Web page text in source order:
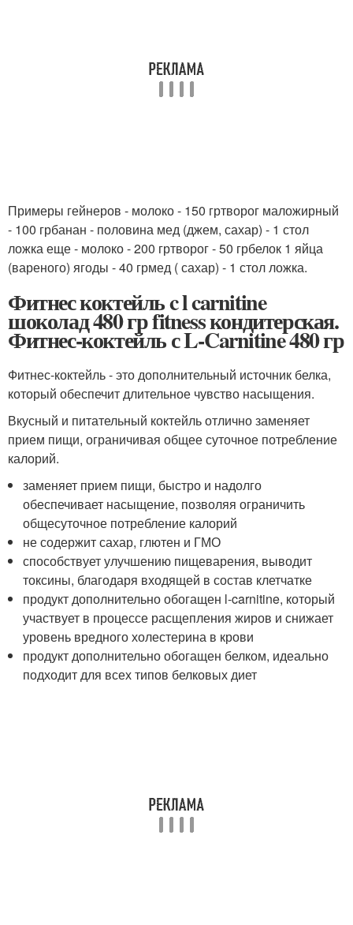
Примеры гейнеров - молоко - 150 гртворог маложирный
- 100 грбанан - половина мед (джем, сахар) - 1 стол
ложка еще - молоко - 200 гртворог - 50 грбелок 1 яйца
(вареного) ягоды - 40 грмед ( сахар) - 1 стол ложка.
Фитнес коктейль c l carnitine
шоколад 480 гр fitness кондитерская.
Фитнес-коктейль с L-Carnitine 480 гр
Фитнес-коктейль - это дополнительный источник белка,
который обеспечит длительное чувство насыщения.
Вкусный и питательный коктейль отлично заменяет
прием пищи, ограничивая общее суточное потребление
калорий.
заменяет прием пищи, быстро и надолго
обеспечивает насыщение, позволяя ограничить
общесуточное потребление калорий
не содержит сахар, глютен и ГМО
способствует улучшению пищеварения, выводит
токсины, благодаря входящей в состав клетчатке
продукт дополнительно обогащен l-carnitine, который
участвует в процессе расщепления жиров и снижает
уровень вредного холестерина в крови
продукт дополнительно обогащен белком, идеально
подходит для всех типов белковых диет